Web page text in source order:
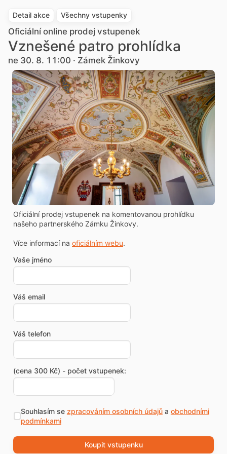
Detail akce Všechny vstupenky
Oficiální online prodej vstupenek
Vznešené patro prohlídka
ne 30. 8. 11:00 · Zámek Žinkovy
Oficiální prodej vstupenek na komentovanou prohlídku
našeho partnerského Zámku Žinkovy.
Více informací na oficiálním webu.
Vaše jméno
Váš email
Váš telefon
(cena 300 Kč) - počet vstupenek:
Souhlasím se zpracováním osobních údajůa obchodními
podmínkami
Koupit vstupenku